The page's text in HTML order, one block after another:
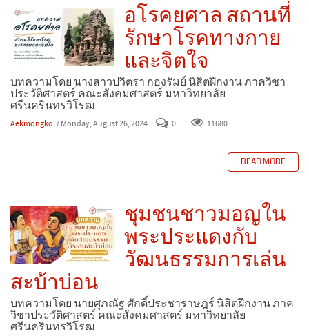
อโรคยศาล สถานที่
รักษาโรคทางกาย
และจิตใจ
บทความโดย นางสาวปวิตรา กองรัมย์ นิสิตฝึกงาน ภาควิชา
ประวัติศาสตร์ คณะสังคมศาสตร์ มหาวิทยาลัย
ศรีนครินทรวิโรฒ
Aekmongkol/ Monday, August 26, 2024 0 11680
READ MORE
ชุมชนชาวมอญใน
พระประแดงกับ
วัฒนธรรมการเล่น
สะบ้าบ่อน
บทความโดย นายศุภณัฐ ศักดิ์ประชาราษฎร์ นิสิตฝึกงาน ภาค
วิชาประวัติศาสตร์ คณะสังคมศาสตร์ มหาวิทยาลัย
ศรีนครินทรวิโรฒ